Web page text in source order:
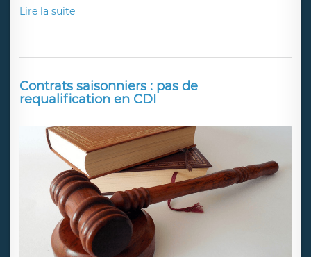
Lire la suite
Contrats saisonniers : pas de
requalification en CDI